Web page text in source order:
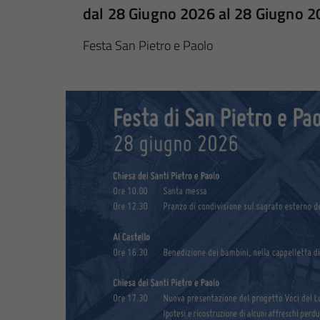
dal 28 Giugno 2026 al 28 Giugno
Festa San Pietro e Paolo